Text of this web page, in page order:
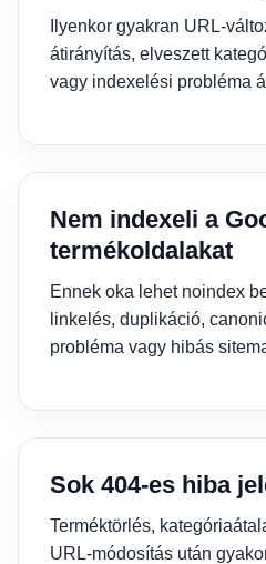
Ilyenkor gyakran URL-
átirányítás, elveszett
vagy indexelési probléma
Nem indexeli a
termékoldalakat
Ennek oka lehet noindex
linkelés, duplikáció,
probléma vagy hibás
Sok 404-es hiba
Terméktörlés,
URL-módosítás után